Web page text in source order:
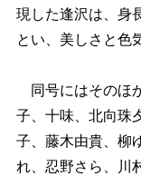
現した逢沢は、身
とい、美しさと色
同号にはそのほ
子、十味、北向珠
子、藤木由貴、柳
れ、忍野さら、川